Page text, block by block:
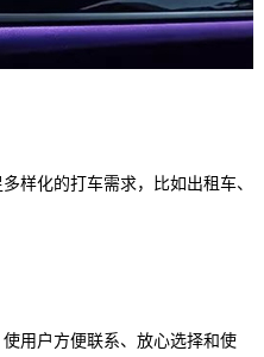
样化的打车需求，比如出租车、
用户方便联系、放心选择和使